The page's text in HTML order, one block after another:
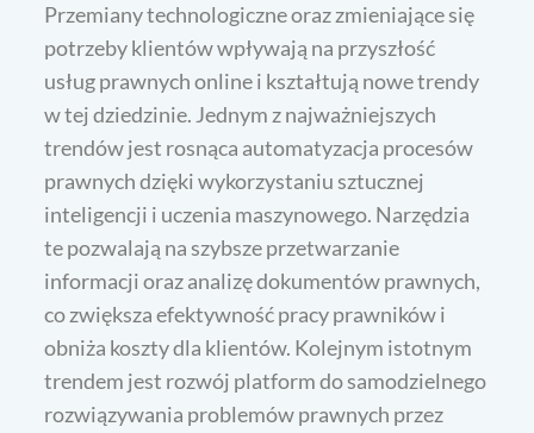
Przemiany technologiczne oraz zmieniające się
potrzeby klientów wpływają na przyszłość
usług prawnych online i kształtują nowe trendy
w tej dziedzinie. Jednym z najważniejszych
trendów jest rosnąca automatyzacja procesów
prawnych dzięki wykorzystaniu sztucznej
inteligencji i uczenia maszynowego. Narzędzia
te pozwalają na szybsze przetwarzanie
informacji oraz analizę dokumentów prawnych,
co zwiększa efektywność pracy prawników i
obniża koszty dla klientów. Kolejnym istotnym
trendem jest rozwój platform do samodzielnego
rozwiązywania problemów prawnych przez